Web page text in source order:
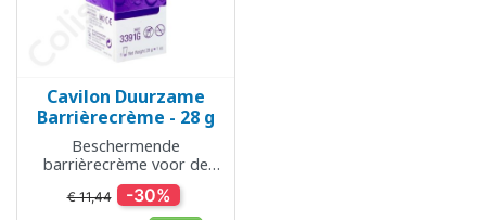
Cavilon Duurzame
Barrièrecrème - 28 g
Beschermende
barrièrecrème voor de
kwetsbare en gevoelige
huid
€ 11,44 -30%